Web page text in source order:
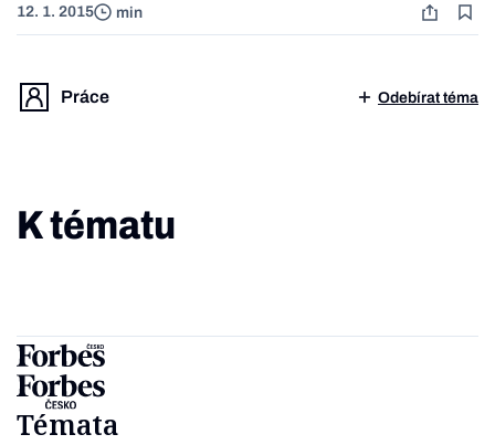
12. 1. 2015 min
Práce Odebírat téma
K tématu
Témata